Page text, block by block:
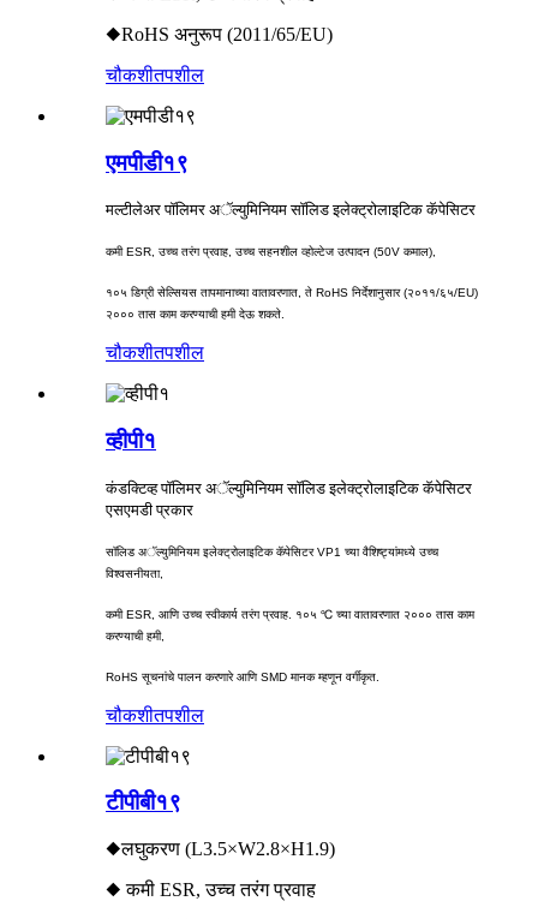
◆RoHS अनुरूप (2011/65/EU)
चौकशीतपशील
एमपीडी१९
मल्टीलेअर पॉलिमर अॅल्युमिनियम सॉलिड इलेक्ट्रोलाइटिक कॅपेसिटर
कमी ESR, उच्च तरंग प्रवाह, उच्च सहनशील व्होल्टेज उत्पादन (50V कमाल),
१०५ डिग्री सेल्सियस तापमानाच्या वातावरणात, ते RoHS निर्देशानुसार (२०११/६५/EU)
२००० तास काम करण्याची हमी देऊ शकते.
चौकशीतपशील
व्हीपी१
कंडक्टिव्ह पॉलिमर अॅल्युमिनियम सॉलिड इलेक्ट्रोलाइटिक कॅपेसिटर
एसएमडी प्रकार
सॉलिड अॅल्युमिनियम इलेक्ट्रोलाइटिक कॅपेसिटर VP1 च्या वैशिष्ट्यांमध्ये उच्च
विश्वसनीयता,
कमी ESR, आणि उच्च स्वीकार्य तरंग प्रवाह. १०५ ℃ च्या वातावरणात २००० तास काम
करण्याची हमी,
RoHS सूचनांचे पालन करणारे आणि SMD मानक म्हणून वर्गीकृत.
चौकशीतपशील
टीपीबी१९
◆लघुकरण (L3.5×W2.8×H1.9)
◆ कमी ESR, उच्च तरंग प्रवाह